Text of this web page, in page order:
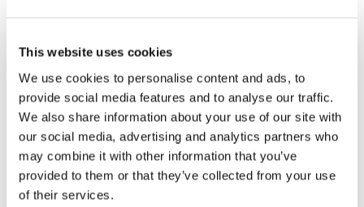
This website uses cookies
We use cookies to personalise content and ads, to
provide social media features and to analyse our traffic.
We also share information about your use of our site with
our social media, advertising and analytics partners who
may combine it with other information that you’ve
provided to them or that they’ve collected from your use
of their services.
Advanced Components, Inc. a qualquer
destes materiais ou ao término desta
licença, você deverá destruir qualquer
material baixado em sua posse, seja em
formato eletrônico ou impresso.
Isenção de responsabilidade
Os materiais no site da Senko Advanced